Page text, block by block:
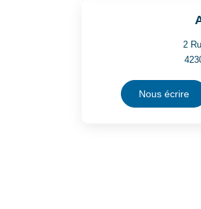
2
Nous écrire